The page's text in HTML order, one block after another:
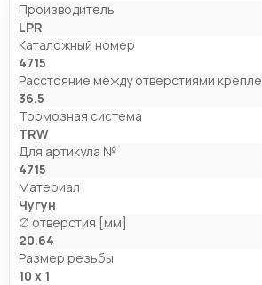
Производитель
LPR
Каталожный номер
4715
Расстояние между отверстиями
36.5
Тормозная система
TRW
Для артикула №
4715
Материал
Чугун
∅ отверстия [мм]
20.64
Размер резьбы
10 x 1